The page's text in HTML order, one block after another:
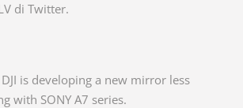
di Twitter.
is developing a new mirror less
with SONY A7 series.